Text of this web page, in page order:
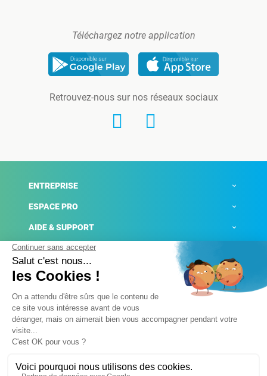
Téléchargez notre application
Retrouvez-nous sur nos réseaux sociaux
ENTREPRISE
ESPACE PRO
AIDE & SUPPORT
ACTUALITÉS
Mentions légales